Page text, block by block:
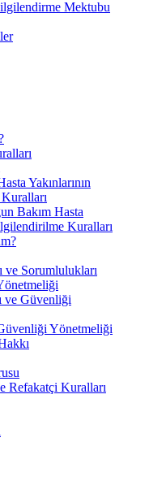
Mektubu
Yakınlarının
Bakım Hasta
Kuralları
ve Sorumlulukları
ve Güvenliği
Yönetmeliği
Refakatçi Kuralları